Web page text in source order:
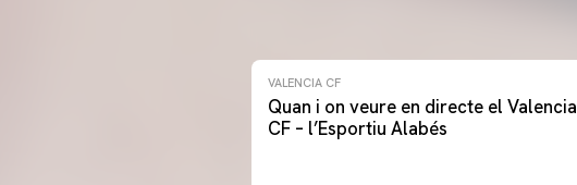
VALENCIA CF
Quan i on veure en directe el Valencia
CF – l’Esportiu Alabés